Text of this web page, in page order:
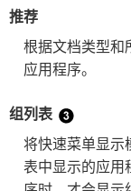
推荐
根据文档类型和
应用程序。
组列表
将快速菜单显示
表中显示的应用